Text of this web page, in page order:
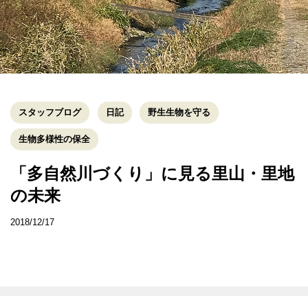
スタッフブログ 日記 野生生物を守る
生物多様性の保全
「多自然川づくり」に見る里山・里地
の未来
2018/12/17